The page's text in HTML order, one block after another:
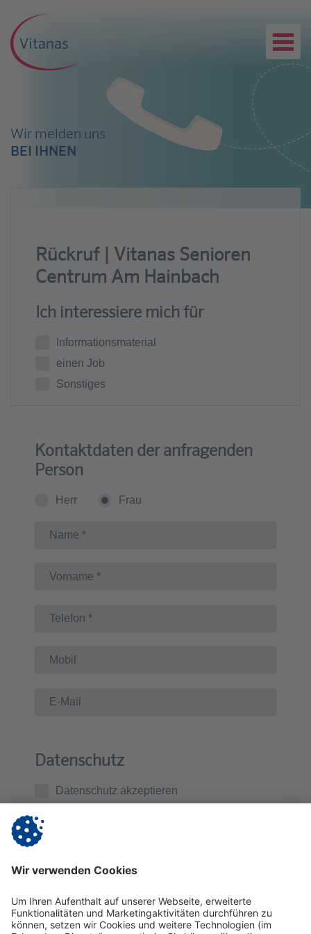
Wir melden uns
BEI IHNEN
Rückruf | Vitanas Senioren
Centrum Am Hainbach
Ich interessiere mich für
Informationsmaterial
einen Job
Sonstiges
Kontaktdaten der anfragenden
Person
Herr Frau
Datenschutz
Datenschutz akzeptieren
Ich habe die
genommen. Ich stimme zu, dass die von mir
übermittelten Daten zur Kontaktaufnahme und für